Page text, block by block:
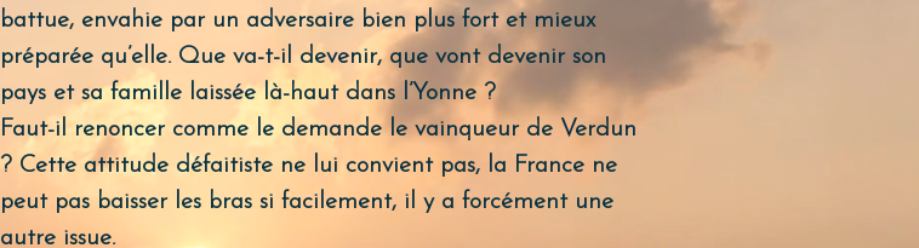
battue, envahie par un adversaire bien plus fort et mieux
préparée qu’elle. Que va-t-il devenir, que vont devenir son
pays et sa famille laissée là-haut dans l’Yonne ?
Faut-il renoncer comme le demande le vainqueur de Verdun
? Cette attitude défaitiste ne lui convient pas, la France ne
peut pas baisser les bras si facilement, il y a forcément une
autre issue.